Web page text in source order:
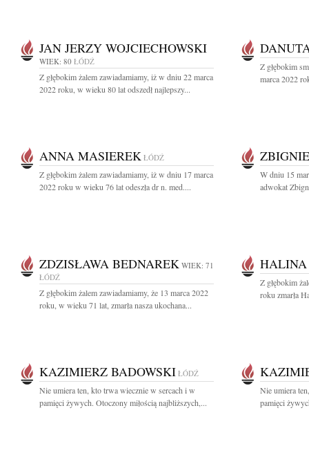
JAN JERZY WOJCIECHOWSKI
WIEK: 80 ŁÓDŹ
Z głębokim żalem zawiadamiamy, iż w dniu 22 marca
2022 roku, w wieku 80 lat odszedł najlepszy...
Z głębokim
marca 2022
ANNA MASIEREK ŁÓDŹ
Z głębokim żalem zawiadamiamy, iż w dniu 17 marca
2022 roku w wieku 76 lat odeszła dr n. med....
W dniu 15
adwokat
ZDZISŁAWA BEDNAREK WIEK: 71
ŁÓDŹ
Z głębokim żalem zawiadamiamy, że 13 marca 2022
roku, w wieku 71 lat, zmarła nasza ukochana...
Z głębokim
roku zmarła
KAZIMIERZ BADOWSKI ŁÓDŹ
Nie umiera ten, kto trwa wiecznie w sercach i w
pamięci żywych. Otoczony miłością najbliższych,...
Nie umiera
pamięci